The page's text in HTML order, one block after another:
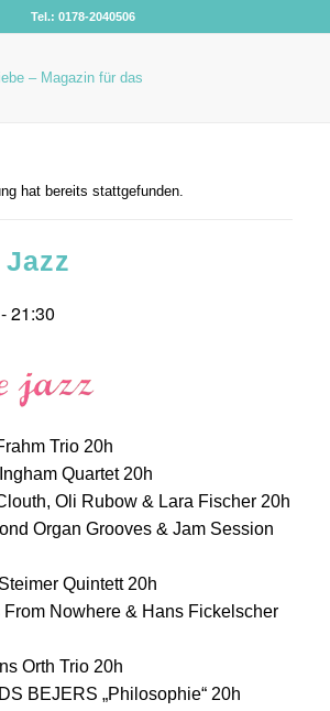
Tel.: 0178-2040506
hat bereits stattgefunden.
-21:30
Trio 20h
Quartet 20h
Oli Rubow & Lara Fischer 20h
Organ Grooves & Jam Session
Quintett 20h
From Nowhere & Hans Fickelscher
Orth Trio 20h
BEJERS „Philosophie“ 20h